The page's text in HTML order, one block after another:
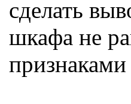
сделать
шкафа не